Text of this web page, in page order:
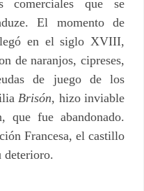
comerciales que se
El momento de
en el siglo XVIII,
de naranjos, cipreses,
de juego de los
Brisón, hizo inviable
que fue abandonado.
Francesa, el castillo
deterioro.